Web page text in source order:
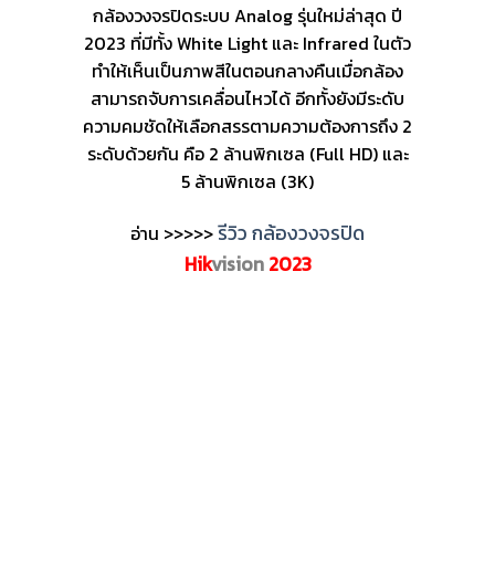
กล้องวงจรปิดระบบ Analog รุ่นใหม่ล่าสุด ปี
2023 ที่มีทั้ง White Light และ Infrared ในตัว
ทำให้เห็นเป็นภาพสีในตอนกลางคืนเมื่อกล้อง
สามารถจับการเคลื่อนไหวได้ อีกทั้งยังมีระดับ
ความคมชัดให้เลือกสรรตามความต้องการถึง 2
ระดับด้วยกัน คือ 2 ล้านพิกเซล (Full HD) และ
5 ล้านพิกเซล (3K)
อ่าน >>>>>รีวิว กล้องวงจรปิด
Hikvision 2023